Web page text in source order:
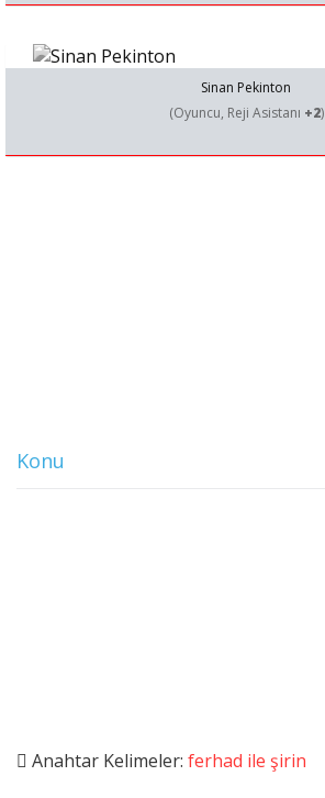
Sinan Pekinton
(Oyuncu, Reji Asistanı +2)
Konu
Anahtar Kelimeler: ferhad ile şirin